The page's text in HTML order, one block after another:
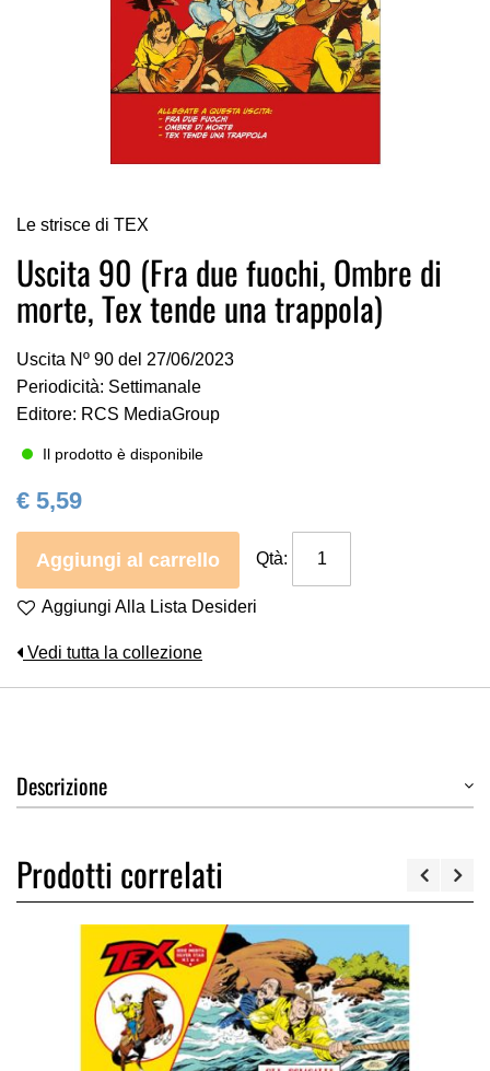
all'inizio
della
galleria
di
immagini
Le strisce di TEX
Uscita 90 (Fra due fuochi, Ombre di
morte, Tex tende una trappola)
Uscita Nº 90 del 27/06/2023
Periodicità: Settimanale
Editore: RCS MediaGroup
Il prodotto è disponibile
€ 5,59
Aggiungi al carrello Qtà:
Aggiungi Alla Lista Desideri
Vedi tutta la collezione
Descrizione
Prodotti correlati